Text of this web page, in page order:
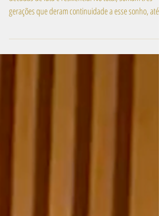
A nossa empresa possui uma história marcada por
gerações que deram continuidade a esse sonho, até
dias de hoje.